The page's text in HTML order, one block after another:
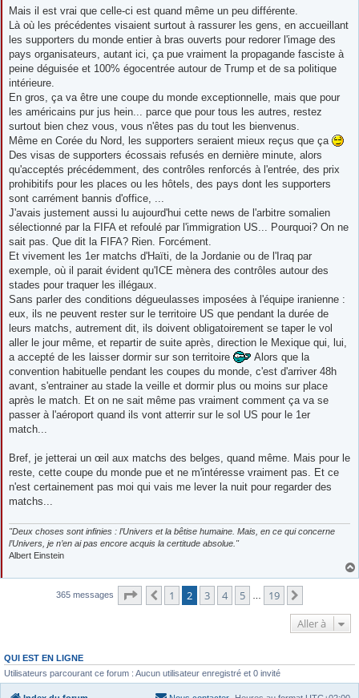
Mais il est vrai que celle-ci est quand même un peu différente.
Là où les précédentes visaient surtout à rassurer les gens, en accueillant
les supporters du monde entier à bras ouverts pour redorer l'image des
pays organisateurs, autant ici, ça pue vraiment la propagande fasciste à
peine déguisée et 100% égocentrée autour de Trump et de sa politique
intérieure.
En gros, ça va être une coupe du monde exceptionnelle, mais que pour
les américains pur jus hein... parce que pour tous les autres, restez
surtout bien chez vous, vous n'êtes pas du tout les bienvenus.
Même en Corée du Nord, les supporters seraient mieux reçus que ça
Des visas de supporters écossais refusés en dernière minute, alors
qu'acceptés précédemment, des contrôles renforcés à l'entrée, des prix
prohibitifs pour les places ou les hôtels, des pays dont les supporters
sont carrément bannis d'office, ...
J'avais justement aussi lu aujourd'hui cette news de l'arbitre somalien
sélectionné par la FIFA et refoulé par l'immigration US... Pourquoi? On ne
sait pas. Que dit la FIFA? Rien. Forcément.
Et vivement les 1er matchs d'Haïti, de la Jordanie ou de l'Iraq par
exemple, où il parait évident qu'ICE mènera des contrôles autour des
stades pour traquer les illégaux.
Sans parler des conditions dégueulasses imposées à l'équipe iranienne :
eux, ils ne peuvent rester sur le territoire US que pendant la durée de
leurs matchs, autrement dit, ils doivent obligatoirement se taper le vol
aller le jour même, et repartir de suite après, direction le Mexique qui, lui,
a accepté de les laisser dormir sur son territoire
Alors que la
convention habituelle pendant les coupes du monde, c'est d'arriver 48h
avant, s'entrainer au stade la veille et dormir plus ou moins sur place
après le match. Et on ne sait même pas vraiment comment ça va se
passer à l'aéroport quand ils vont atterrir sur le sol US pour le 1er
match...
Bref, je jetterai un œil aux matchs des belges, quand même. Mais pour le
reste, cette coupe du monde pue et ne m'intéresse vraiment pas. Et ce
n'est certainement pas moi qui vais me lever la nuit pour regarder des
matchs...
"Deux choses sont infinies : l’Univers et la bêtise humaine. Mais, en ce qui concerne
l’Univers, je n’en ai pas encore acquis la certitude absolue."
Albert Einstein
365 messages Page sur19
Précédente
1 2 3 4 5 19
Aller à
QUI EST EN LIGNE
Utilisateurs parcourant ce forum : Aucun utilisateur enregistré et 0 invité